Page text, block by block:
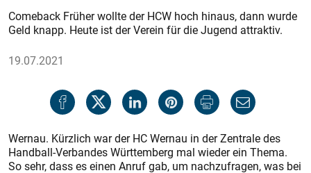
Comeback Früher wollte der HCW hoch hinaus, dann wurde
Geld knapp. Heute ist der Verein für die Jugend attraktiv.
19.07.2021
Wernau. Kürzlich war der HC Wernau in der Zentrale des
Handball-Verbandes Württemberg mal wieder ein Thema.
So sehr, dass es einen Anruf gab, um nachzufragen, was bei